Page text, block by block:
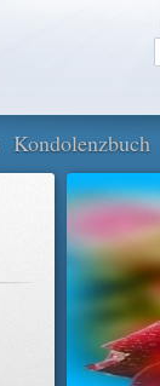
Kondolenzbuch